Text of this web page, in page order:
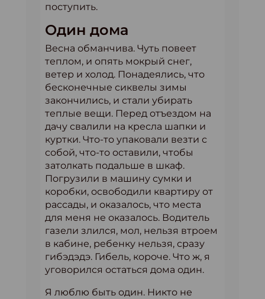
поступить.
Один дома
Весна обманчива. Чуть повеет
теплом, и опять мокрый снег,
ветер и холод. Понадеялись, что
бесконечные сиквелы зимы
закончились, и стали убирать
теплые вещи. Перед отъездом на
дачу свалили на кресла шапки и
куртки. Что-то упаковали везти с
собой, что-то оставили, чтобы
затолкать подальше в шкаф.
Погрузили в машину сумки и
коробки, освободили квартиру от
рассады, и оказалось, что места
для меня не оказалось. Водитель
газели злился, мол, нельзя втроем
в кабине, ребенку нельзя, сразу
гибэдэдэ. Гибель, короче. Что ж, я
уговорился остаться дома один.
Я люблю быть один. Никто не